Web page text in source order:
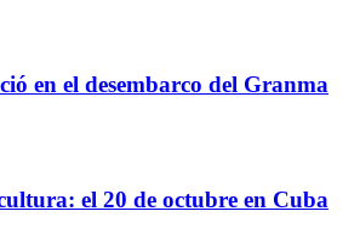
en el desembarco del Granma
el 20 de octubre en Cuba